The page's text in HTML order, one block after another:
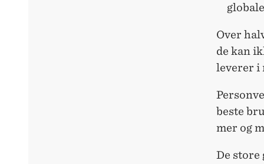
Over
de kan
leverer i
beste
mer og
De store